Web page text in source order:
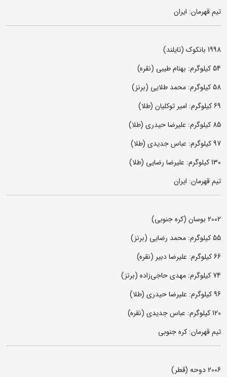
تیم قهرمان: ایران
1998 بانکوک (تایلند)
54 کیلوگرم: بهنام طیبی (نقره)
58 کیلوگرم: محمد طلایی (برنز)
69 کیلوگرم: امیر توکلیان (طلا)
85 کیلوگرم: علیرضا حیدری (طلا)
97 کیلوگرم: عباس جدیدی (طلا)
130 کیلوگرم: علیرضا رضایی (طلا)
تیم قهرمان: ایران
2002 بوسان (کره جنوبی)
55 کیلوگرم: محمد رضایی (برنز)
66 کیلوگرم: علیرضا دبیر (نقره)
74 کیلوگرم: مهدی حاجی‌زاده (برنز)
96 کیلوگرم: علیرضا حیدری (طلا)
120 کیلوگرم: عباس جدیدی (نقره)
تیم قهرمان: کره جنوبی
2006 دوحه (قطر)